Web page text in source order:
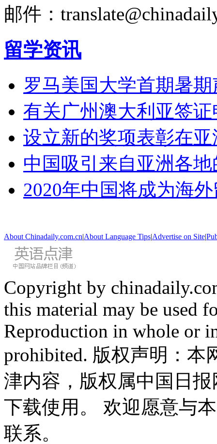
邮件：
留学资讯
罗马美国大学首期暑
有关广州澳大利亚签
设立新的奖项表彰在
中国吸引来自亚洲各
2020年中国将成为海
About Chinadaily.com.cn|About Language Tips|Advertise on Site|
Copyright by
this material may be used
Reproduction in whole or
prohibited. 版权声明：
津内容，版权属中国日
下载使用。 欢迎愿意与
联系。